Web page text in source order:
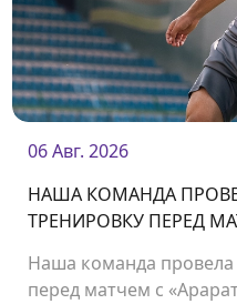
06 Авг. 2026
НАША КОМАНДА
ТРЕНИРОВКУ ПЕРЕД
Наша команда
перед матчем с